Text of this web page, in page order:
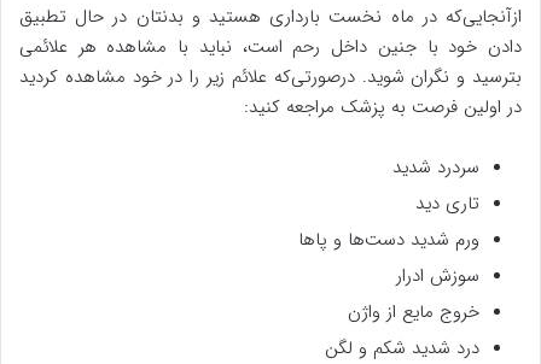
ازآنجایی‌که در ماه نخست بارداری هستید و بدنتان در حال تطبیق
دادن خود با جنین داخل رحم است، نباید با مشاهده هر علائمی
بترسید و نگران شوید. درصورتی‌که علائم زیر را در خود مشاهده کردید
در اولین فرصت به پزشک مراجعه کنید:
سردرد شدید
تاری دید
ورم شدید دست‌ها و پاها
سوزش ادرار
خروج مایع از واژن
درد شدید شکم و لگن